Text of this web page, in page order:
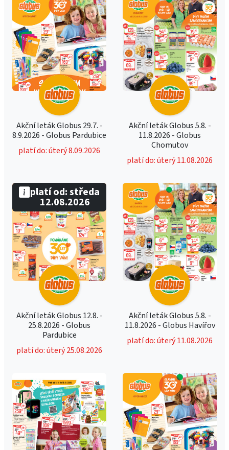
Akční leták Globus 29.7. -
8.9.2026 - Globus Pardubice
platí do: úterý 8.09.2026
Akční leták Globus 5.8. -
11.8.2026 - Globus
Chomutov
platí do: úterý 11.08.2026
Akční leták Globus 12.8. -
25.8.2026 - Globus
Pardubice
platí do: úterý 25.08.2026
platí od: středa
12.08.2026
Akční leták Globus 5.8. -
11.8.2026 - Globus Havířov
platí do: úterý 11.08.2026